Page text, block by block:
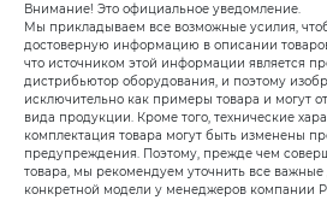
Внимание! Это официальное уведомление.
Мы прикладываем все возможные усилия,
достоверную информацию в описании
что источником этой информации является
дистрибьютор оборудования, и поэтому
исключительно как примеры товара и могут
вида продукции. Кроме того, технические
комплектация товара могут быть изменены
предупреждения. Поэтому, прежде чем
товара, мы рекомендуем уточнить все
конкретной модели у менеджеров компании